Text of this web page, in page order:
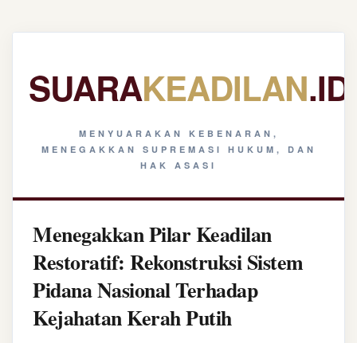
SUARAKEADILAN.ID
MENYUARAKAN KEBENARAN,
MENEGAKKAN SUPREMASI HUKUM, DAN
HAK ASASI
Menegakkan Pilar Keadilan
Restoratif: Rekonstruksi Sistem
Pidana Nasional Terhadap
Kejahatan Kerah Putih